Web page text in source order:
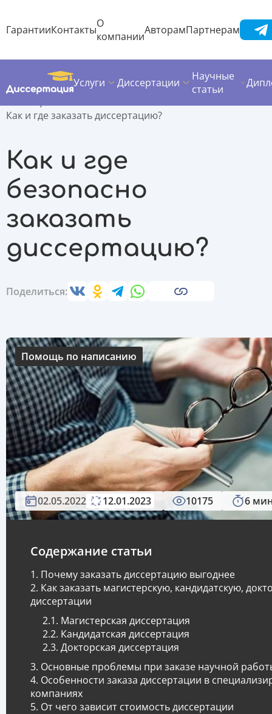
ГарантииКонтактыО
компанииАвторамПартнерам
Услуги Диссертации
Научные
статьи
ДиссертацияПолезные материалы
Как и где заказать диссертацию?
Как и где
безопасно
заказать
диссертацию?
Поделиться:
Помощь по написанию
02.05.2022 12.01.2023 10175 6
Содержание статьи
Почему заказать диссертацию выгоднее
Как заказать магистерскую, кандидатскую,
диссертации
Магистерская диссертация
Кандидатская диссертация
Докторская диссертация
Основные проблемы при заказе научной
Особенности заказа диссертации в
компаниях
От чего зависит стоимость диссертации